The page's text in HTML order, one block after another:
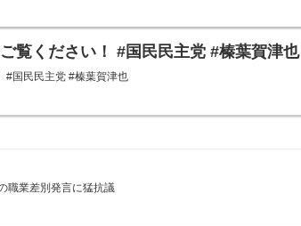
覧ください！ #国民民主党 #榛葉賀津也
#国民民主党 #榛葉賀津也
職業差別発言に猛抗議